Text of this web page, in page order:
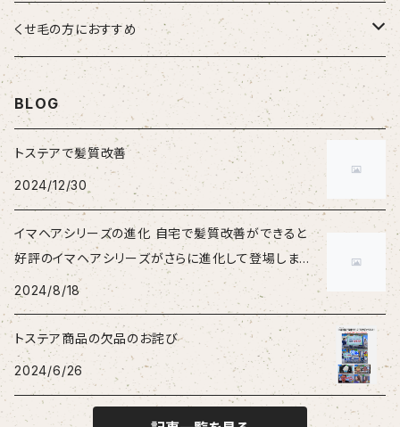
男性
女性
HSC強髪
くせ毛の方におすすめ
suwae（スワエ）
BLOG
トステアで髪質改善
2024/12/30
イマヘアシリーズの進化 自宅で髪質改善ができると
好評のイマヘアシリーズがさらに進化して登場しまし
た。
2024/8/18
トステア商品の欠品のお詫び
2024/6/26